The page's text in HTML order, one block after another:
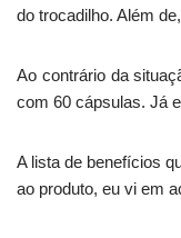
do trocadilho. Além
Ao contrário da
com 60 cápsulas. Já
A lista de benefícios
ao produto, eu vi em